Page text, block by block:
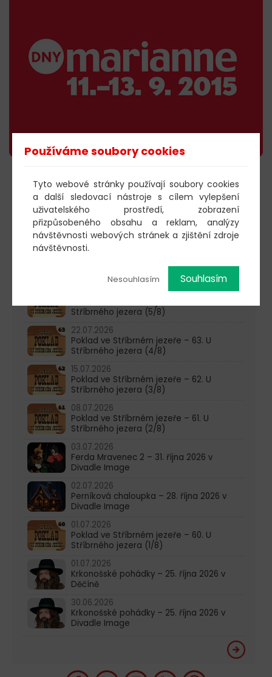
603 805 271
pondělí-čtvrtek: 10:00-16:00
AKTUALITY
05.08.2026
Stříbrného jezera (6/8)
Stříbrného jezera (5/8)
22.07.2026
Poklad ve Stříbrném jezeře – 63. U
Stříbrného jezera (4/8)
15.07.2026
Poklad ve Stříbrném jezeře – 62. U
Stříbrného jezera (3/8)
08.07.2026
Poklad ve Stříbrném jezeře – 61. U
Stříbrného jezera (2/8)
03.07.2026
Ferda Mravenec 2 – 31. října 2026 v
Divadle Image
02.07.2026
Perníková chaloupka – 28. října 2026 v
Divadle Image
01.07.2026
Poklad ve Stříbrném jezeře – 60. U
Stříbrného jezera (1/8)
01.07.2026
Krkonošské pohádky – 25. října 2026 v
Děčíně
30.06.2026
Krkonošské pohádky – 25. října 2026 v
Divadle Image
Používáme soubory cookies
Tyto webové stránky používají soubory cookies
a další sledovací nástroje s cílem vylepšení
uživatelského prostředí, zobrazení
přizpůsobeného obsahu a reklam, analýzy
návštěvnosti webových stránek a zjištění zdroje
návštěvnosti.
Nesouhlasím Souhlasím